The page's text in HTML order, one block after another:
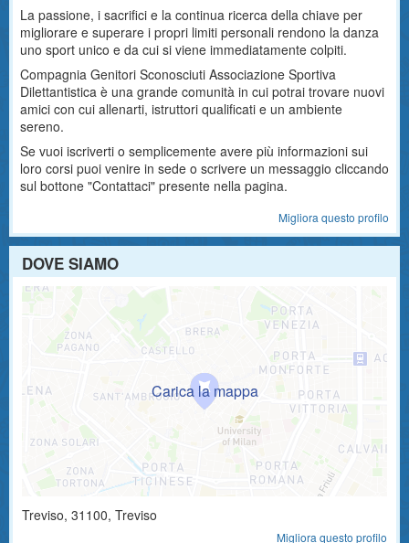
La passione, i sacrifici e la continua ricerca della chiave per
migliorare e superare i propri limiti personali rendono la danza
uno sport unico e da cui si viene immediatamente colpiti.
Compagnia Genitori Sconosciuti Associazione Sportiva
Dilettantistica è una grande comunità in cui potrai trovare nuovi
amici con cui allenarti, istruttori qualificati e un ambiente
sereno.
Se vuoi iscriverti o semplicemente avere più informazioni sui
loro corsi puoi venire in sede o scrivere un messaggio cliccando
sul bottone "Contattaci" presente nella pagina.
Migliora questo profilo
DOVE SIAMO
Treviso, 31100, Treviso
Migliora questo profilo